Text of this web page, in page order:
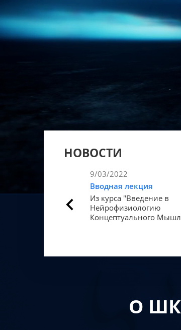
НОВОСТИ
9/03/2022
Вводная лекция
Из курса "Введение в
Нейрофизиологию
Концептуального
О